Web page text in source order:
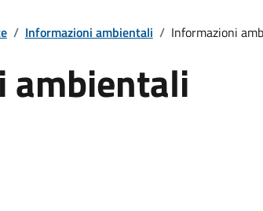
/ Informazioni ambientali / Informazioni
ambientali